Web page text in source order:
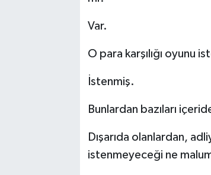
Var.
O para karşılığı oyunu
İstenmiş.
Bunlardan bazıları
Dışarıda olanlardan,
istenmeyeceği ne